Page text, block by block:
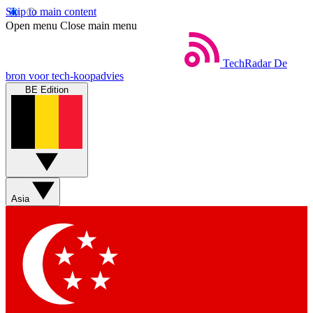
Skip to main content
Open menu Close main menu
TechRadar De
bron voor tech-koopadvies
BE Edition
Asia